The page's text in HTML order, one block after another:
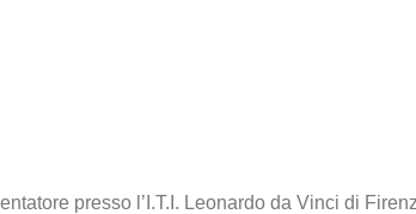
presso l’I.T.I. Leonardo da Vinci di